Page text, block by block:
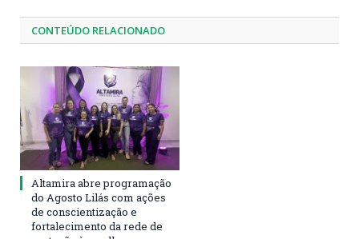
CONTEÚDO RELACIONADO
Altamira abre programação
do Agosto Lilás com ações
de conscientização e
fortalecimento da rede de